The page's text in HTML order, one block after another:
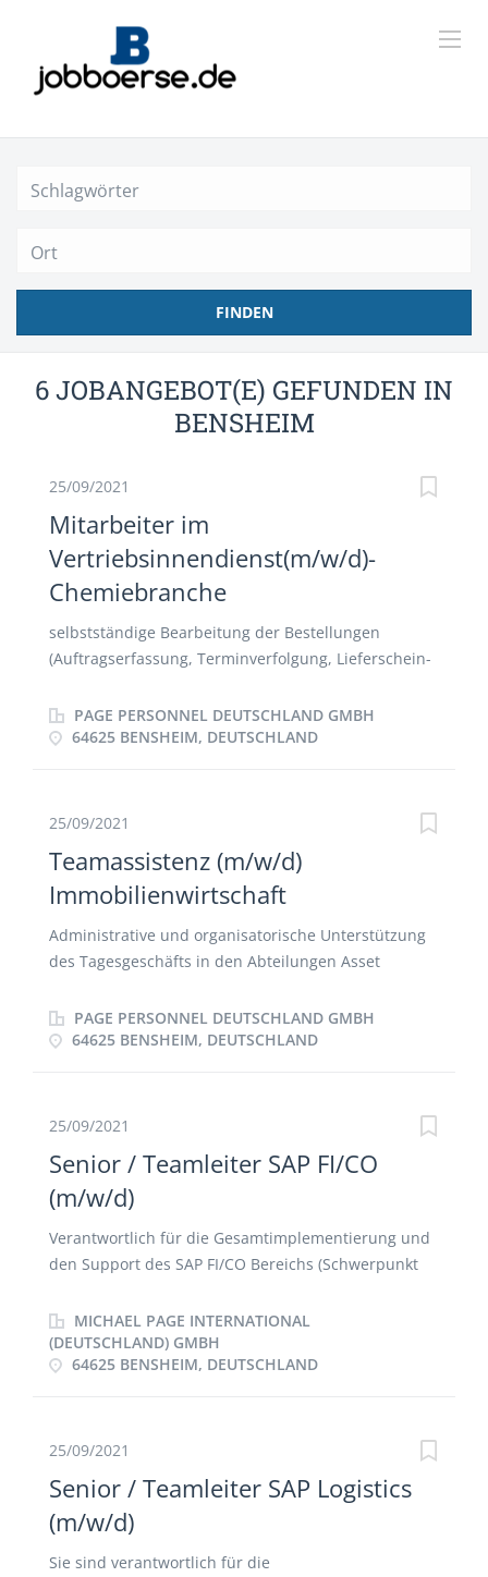
FINDEN
6 JOBANGEBOT(E) GEFUNDEN IN
BENSHEIM
25/09/2021
Mitarbeiter im
Vertriebsinnendienst(m/w/d)-
Chemiebranche
selbstständige Bearbeitung der Bestellungen
(Auftragserfassung, Terminverfolgung, Lieferschein-
Erstellung von Versandpapieren (Beförderung von
Gefahrgut per Straße und See) Terminverwaltung
Bearbeitung aller anfallenden Sekretariats-, Büro-
Kundenstammdaten
PAGE PERSONNEL DEUTSCHLAND GMBH
64625 BENSHEIM, DEUTSCHLAND
25/09/2021
Teamassistenz (m/w/d)
Immobilienwirtschaft
Administrative und organisatorische Unterstützung
des Tagesgeschäfts in den Abteilungen Asset
Geschäftspartnern, Banken, Gerichten, Ämtern und
Behörden, teilweise in englischer Sprache Erstellung
entsprechend kompetente Weiterleitung
Organisation von Besprechungen und Konferenzen
inkl. Gästebetreuung und - bewirtung
PAGE PERSONNEL DEUTSCHLAND GMBH
64625 BENSHEIM, DEUTSCHLAND
25/09/2021
Senior / Teamleiter SAP FI/CO
(m/w/d)
Verantwortlich für die Gesamtimplementierung und
den Support des SAP FI/CO Bereichs (Schwerpunkt
Team Design, Anpassung, Konfiguration und Test
der SAP FI/CO Landschaft Beratung und
Unterstützung bei allen neuen und zukünftigen
Geschäftsprozessverantwortlichen
MICHAEL PAGE INTERNATIONAL
(DEUTSCHLAND) GMBH
64625 BENSHEIM, DEUTSCHLAND
25/09/2021
Senior / Teamleiter SAP Logistics
(m/w/d)
Sie sind verantwortlich für die